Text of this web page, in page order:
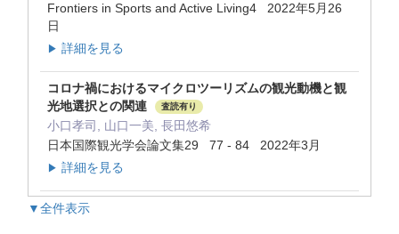
Frontiers in Sports and Active Living4 2022年5月26
日
▶ 詳細を見る
コロナ禍におけるマイクロツーリズムの観光動機と観
光地選択との関連
査読有り
小口孝司, 山口一美, 長田悠希
日本国際観光学会論文集29 77 - 84 2022年3月
▶ 詳細を見る
▼全件表示